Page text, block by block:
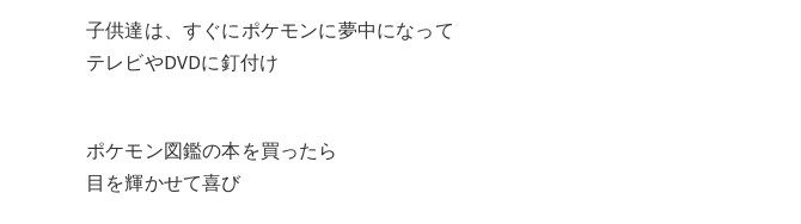
子供達は、すぐにポケモンに夢中になって
テレビやDVDに釘付け
ポケモン図鑑の本を買ったら
目を輝かせて喜び